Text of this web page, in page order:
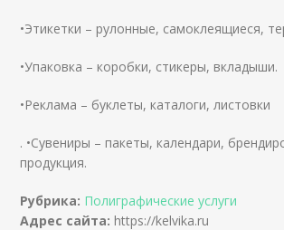
•Этикетки – рулонные, самоклеящиеся,
•Упаковка – коробки, стикеры, вкладыши.
•Реклама – буклеты, каталоги, листовки
. •Сувениры – пакеты, календари,
продукция.
Рубрика: Полиграфические услуги
Адрес сайта: https://kelvika.ru